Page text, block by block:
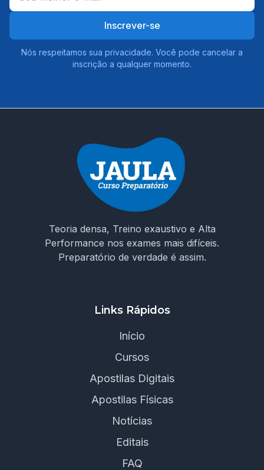
Inscrever-se
Nós respeitamos sua privacidade. Você pode cancelar a
inscrição a qualquer momento.
Teoria densa, Treino exaustivo e Alta
Performance nos exames mais difíceis.
Preparatório de verdade é assim.
Links Rápidos
Início
Cursos
Apostilas Digitais
Apostilas Físicas
Notícias
Editais
FAQ